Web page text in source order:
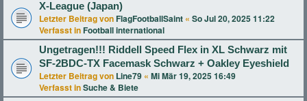
X-League (Japan)
Letzter Beitrag von FlagFootballSaint « So Jul 20, 2025 11:22
Verfasst in Football international
Ungetragen!!! Riddell Speed Flex in XL Schwarz mit
SF-2BDC-TX Facemask Schwarz + Oakley Eyeshield
Letzter Beitrag von Line79 « Mi Mär 19, 2025 16:49
Verfasst inSuche & Biete